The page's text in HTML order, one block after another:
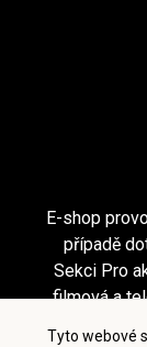
Tyto webové
E-shop
případě
Sekci Pro
filmová a